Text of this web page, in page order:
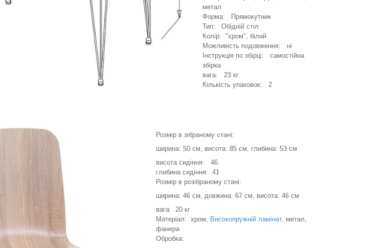
метал
Форма: Прямокутник
Тип: Обідній стіл
Колір: "хром", білий
Можливість подовження: ні
Інструкція по збірці: самостійна
збірка
вага: 23 кг
Кількість упаковок: 2
Розмір в зібраному стані:
ширина: 50 см, висота: 85 см, глибина: 53 см
висота сидіння: 46
глибина сидіння: 41
Розмір в розібраному стані:
ширина: 46 см, довжина: 67 см, висота: 46 см
вага: 20 кг
Матеріал: хром, Високопружній ламінат, метал,
фанера
Обробка: